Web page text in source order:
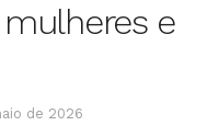
e
de 2026